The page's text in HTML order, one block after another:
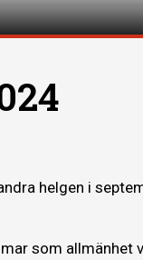
helgen i
som allmänhet